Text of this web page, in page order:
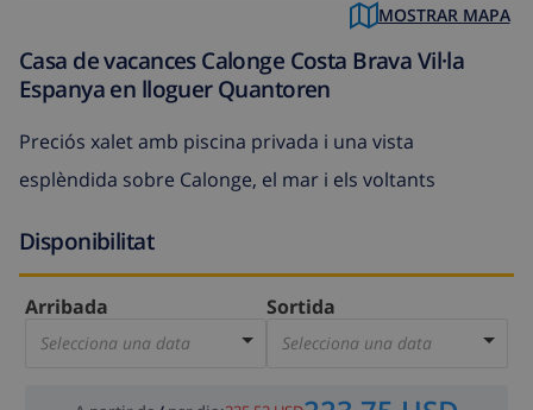
MOSTRAR MAPA
Casa de vacances Calonge Costa Brava Vil·la
Espanya en lloguer Quantoren
Preciós xalet amb piscina privada i una vista
esplèndida sobre Calonge, el mar i els voltants
Disponibilitat
Arribada
Selecciona una data
Sortida
Selecciona una data